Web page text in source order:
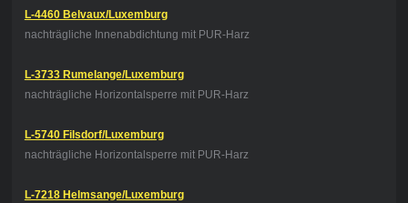
L-4460 Belvaux/Luxemburg
nachträgliche Innenabdichtung mit PUR-Harz
L-3733 Rumelange/Luxemburg
nachträgliche Horizontalsperre mit PUR-Harz
L-5740 Filsdorf/Luxemburg
nachträgliche Horizontalsperre mit PUR-Harz
L-7218 Helmsange/Luxemburg